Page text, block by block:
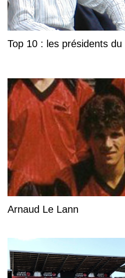
Top 10 : les présidents
Arnaud Le Lann